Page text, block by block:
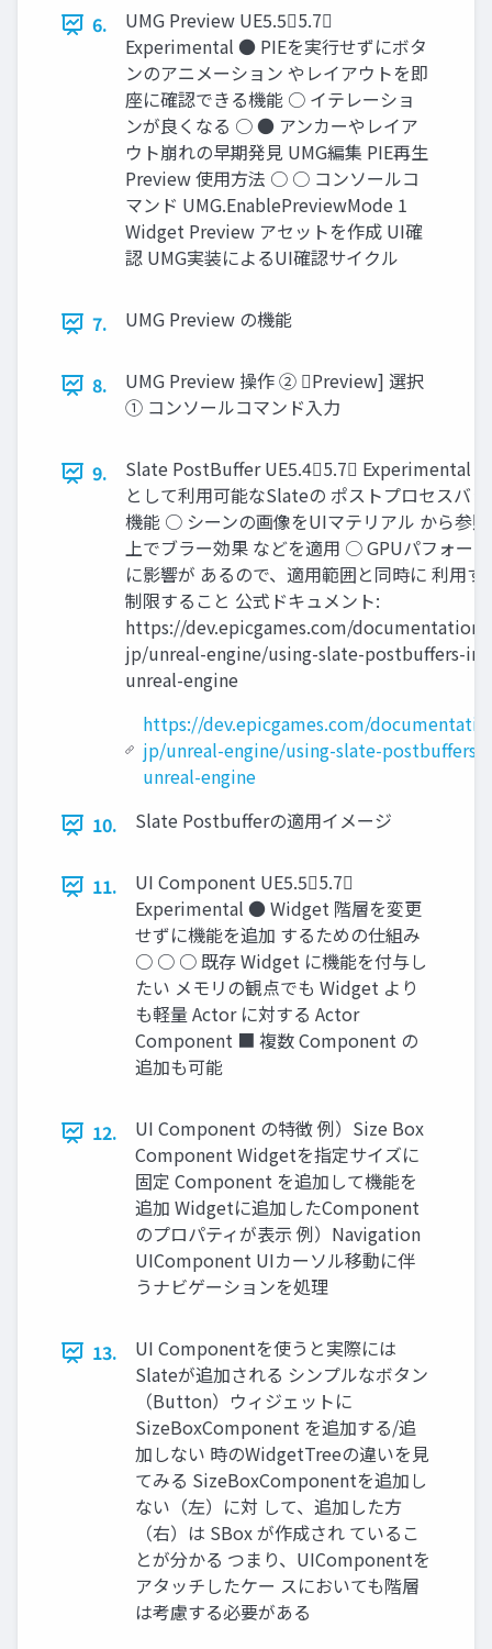
6.
UMG Preview UE5.55.7
Experimental ● PIEを実行せずにボタ
ンのアニメーション やレイアウトを即
座に確認できる機能 ○ イテレーショ
ンが良くなる ○ ● アンカーやレイア
ウト崩れの早期発見 UMG編集 PIE再生
Preview 使用方法 ○ ○ コンソールコ
マンド UMG.EnablePreviewMode 1
Widget Preview アセットを作成 UI確
認 UMG実装によるUI確認サイクル
7. UMG Preview の機能
8.
UMG Preview 操作 ② Preview] 選択
① コンソールコマンド入力
9.
Slate PostBuﬀer UE5.45.7 Experimental
として利用可能なSlateの ポストプロセスバ
機能 ○ シーンの画像をUIマテリアル から参
上でブラー効果 などを適用 ○ GPUパフォー
に影響が あるので、適用範囲と同時に 利用す
制限すること 公式ドキュメント:
https://dev.epicgames.com/
jp/unreal-engine/using-slate-postbuffers-in-
unreal-engine
https://dev.epicgames.com/
jp/unreal-engine/using-slate-postbuffers-
unreal-engine
10.
Slate Postbuﬀerの適用イメージ
11.
UI Component UE5.55.7
Experimental ● Widget 階層を変更
せずに機能を追加 するための仕組み
○ ○ ○ 既存 Widget に機能を付与し
たい メモリの観点でも Widget より
も軽量 Actor に対する Actor
Component ■ 複数 Component の
追加も可能
12.
UI Component の特徴 例）Size Box
Component Widgetを指定サイズに
固定 Component を追加して機能を
追加 Widgetに追加したComponent
のプロパティが表示 例）Navigation
UIComponent UIカーソル移動に伴
うナビゲーションを処理
13.
UI Componentを使うと実際には
Slateが追加される シンプルなボタン
（Button）ウィジェットに
SizeBoxComponent を追加する/追
加しない 時のWidgetTreeの違いを見
てみる SizeBoxComponentを追加し
ない（左）に対 して、追加した方
（右）は SBox が作成され ているこ
とが分かる つまり、UIComponentを
アタッチしたケー スにおいても階層
は考慮する必要がある